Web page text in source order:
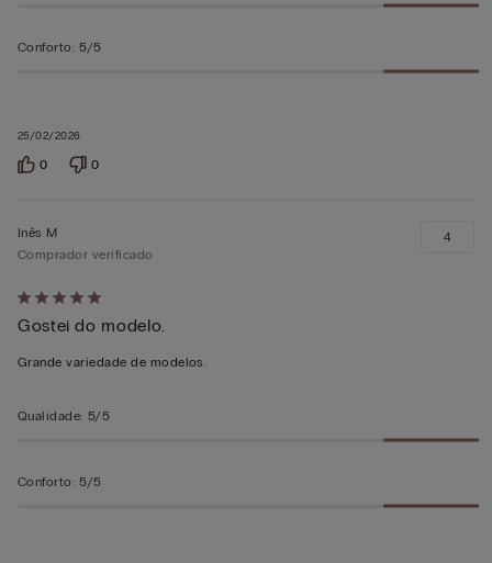
25/02/2026
Conforto: 5/5
0 0
Atribuiu
5
em
Inês M
Comprador verificado
Gostei do modelo.
Grande variedade de modelos.
4
Qualidade: 5/5
Conforto: 5/5